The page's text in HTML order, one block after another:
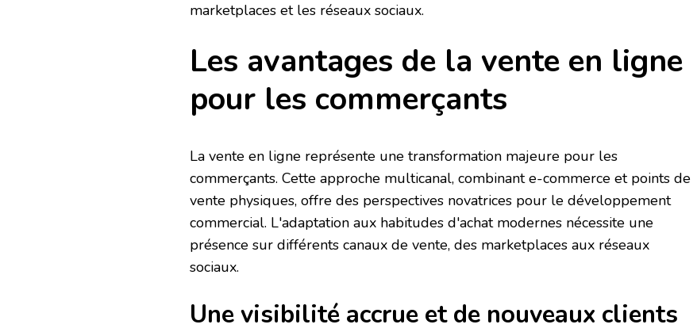
marketplaces et les réseaux sociaux.
Les avantages de la vente en ligne
pour les commerçants
La vente en ligne représente une transformation majeure pour les
commerçants. Cette approche multicanal, combinant e-commerce et points de
vente physiques, offre des perspectives novatrices pour le développement
commercial. L'adaptation aux habitudes d'achat modernes nécessite une
présence sur différents canaux de vente, des marketplaces aux réseaux
sociaux.
Une visibilité accrue et de nouveaux clients